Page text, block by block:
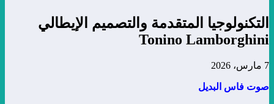
التكنولوجيا المتقدمة والتصميم الإيطالي
Tonino Lamborghini
7 مارس، 2026
صوت فاس البديل